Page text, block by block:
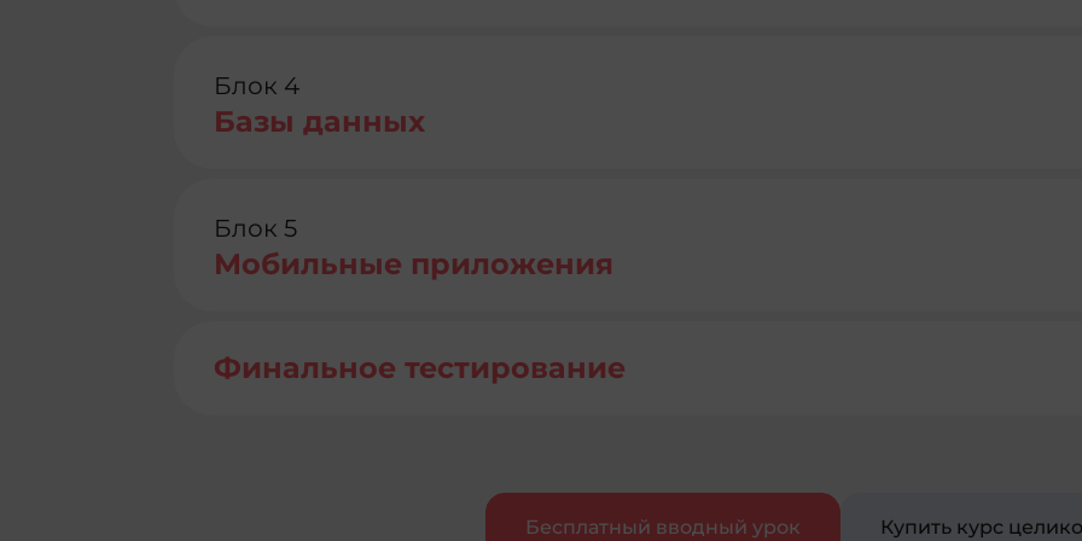
Блок 4
Базы данных
Блок 5
Мобильные приложения
Финальное тестирование
Бесплатный вводный урок Купить курс